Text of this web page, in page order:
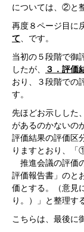
については、②と
再度８ページ目に
て 、です。
当初の５段階で御
したが、
３．評価
おり、３段階での
す。
先ほどお示しした
があるのかないの
評価結果の評価区
りますとおり、
推進会議の評価
評価報告書」の
価とする。（意見
り。）」と整理す
こちらは、最後に